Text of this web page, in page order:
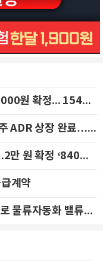
희망밴드 최상단 딜리셔스, 공모가 7000원 확정... 154억 규모 IPO 돌입
SK하이닉스, 나스닥에 1억7790만 주 ADR 상장 완료…29일 국내 추가 상장
자율주행 AI 스트라드비젼, 공모가 1.2만 원 확정 ‘840억 수혈’
계약
클로봇, 두산로지스틱스솔루션 인수로 물류자동화 밸류체인 확장 추진 - IBK투자증권